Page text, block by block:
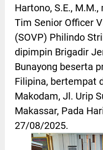
Hartono, S.E.,
Tim Senior Officer
(SOVP) Philindo
dipimpin Brigadir
Bunayong beserta
Filipina, bertempat
Makodam, Jl. Urip
Makassar, Pada
27/08/2025.